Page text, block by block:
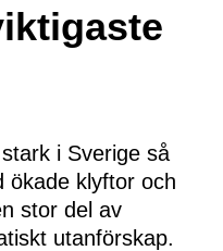
i Sverige så
ökade klyftor och
stor del av
utanförskap.